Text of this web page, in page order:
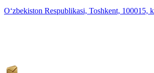
O‘zbekiston Respublikasi, Toshkent, 100015,